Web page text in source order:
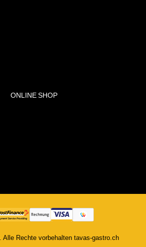
ONLINE SHOP
Alle Rechte vorbehalten tavas-gastro.ch